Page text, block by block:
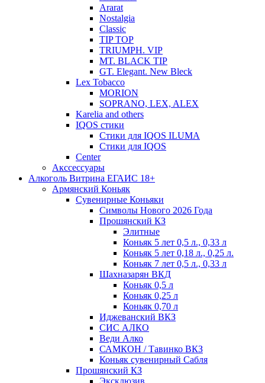
Ararat
Nostalgia
Classic
TIP TOP
TRIUMPH. VIP
MT. BLACK TIP
GT. Elegant. New Bleck
Lex Tobacco
MORION
SOPRANO, LEX, ALEX
Karelia and others
IQOS стики
Стики для IQOS ILUMA
Стики для IQOS
Сenter
Акссессуары
Алкоголь Витрина ЕГАИС 18+
Армянский Коньяк
Сувенирные Коньяки
Символы Нового 2026 Года
Прошянский КЗ
Элитные
Коньяк 5 лет 0,5 л., 0,33 л
Коньяк 5 лет 0,18 л., 0,25 л.
Коньяк 7 лет 0,5 л., 0,33 л
Шахназарян ВКД
Коньяк 0,5 л
Коньяк 0,25 л
Коньяк 0,70 л
Иджеванский ВКЗ
СИС АЛКО
Веди Алко
САМКОН / Тавинко ВКЗ
Коньяк сувенирный Сабля
Прошянский КЗ
Эксклюзив